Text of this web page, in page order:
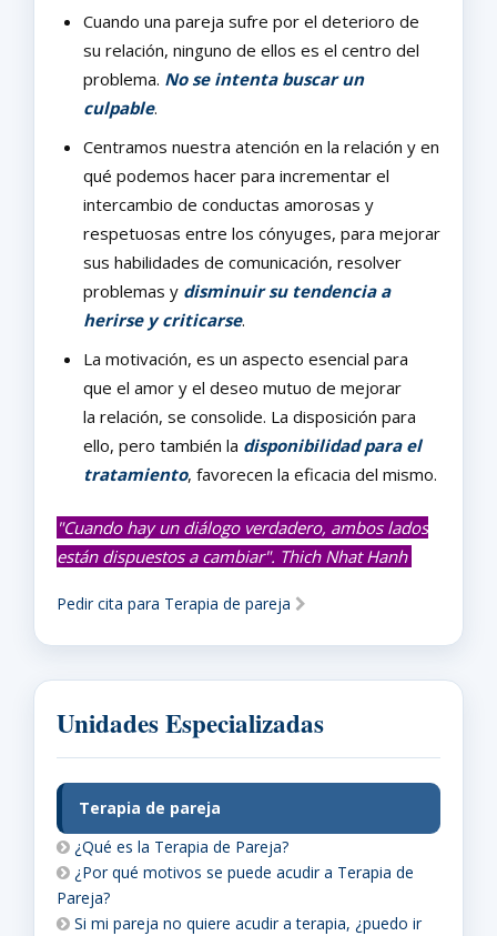
Cuando una pareja sufre por el deterioro de
su relación, ninguno de ellos es el centro del
problema. No se intenta buscar un
culpable.
Centramos nuestra atención en la relación y en
qué podemos hacer para incrementar el
intercambio de conductas amorosas y
respetuosas entre los cónyuges, para mejorar
sus habilidades de comunicación, resolver
problemas y disminuir su tendencia a
herirse y criticarse.
La motivación, es un aspecto esencial para
que el amor y el deseo mutuo de mejorar
la relación, se consolide. La disposición para
ello, pero también la disponibilidad para el
tratamiento, favorecen la eficacia del mismo.
"Cuando hay un diálogo verdadero, ambos lados
están dispuestos a cambiar". Thich Nhat Hanh
Pedir cita para Terapia de pareja
Unidades Especializadas
Terapia de pareja
¿Qué es la Terapia de Pareja?
¿Por qué motivos se puede acudir a Terapia de
Pareja?
Si mi pareja no quiere acudir a terapia, ¿puedo ir